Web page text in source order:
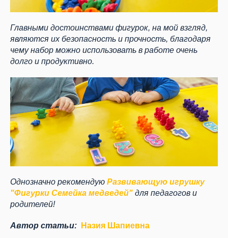
Главными достоинствами фигурок, на мой взгляд,
являются их безопасность и прочность, благодаря
чему набор можно использовать в работе очень
долго и продуктивно.
Однозначно рекомендую Развивающую игрушку
"Фигурки Семейка медведей" для педагогов и
родителей!
Автор статьи: Назия Шапиевна